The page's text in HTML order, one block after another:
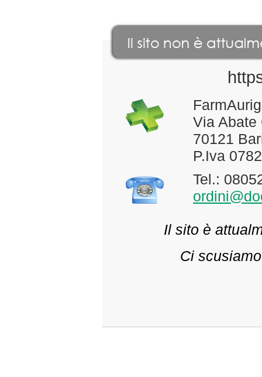
Via Abate
70121
P.Iva
Tel.:
Il sito è
Ci